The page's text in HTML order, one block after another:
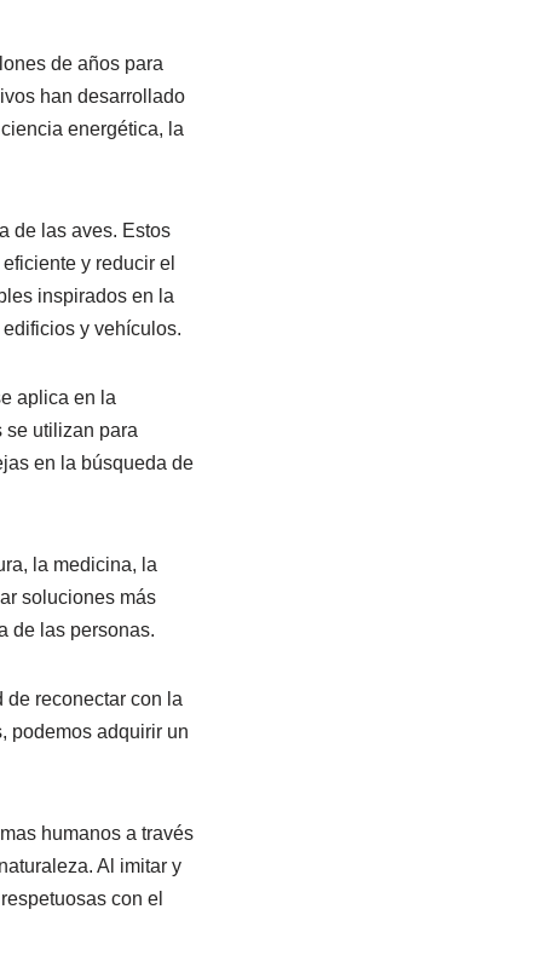
de años para
han desarrollado
energética, la
de las aves. Estos
y reducir el
inspirados en la
y vehículos.
aplica en la
se utilizan para
en la búsqueda de
la medicina, la
soluciones más
de las personas.
reconectar con la
podemos adquirir un
humanos a través
Al imitar y
con el